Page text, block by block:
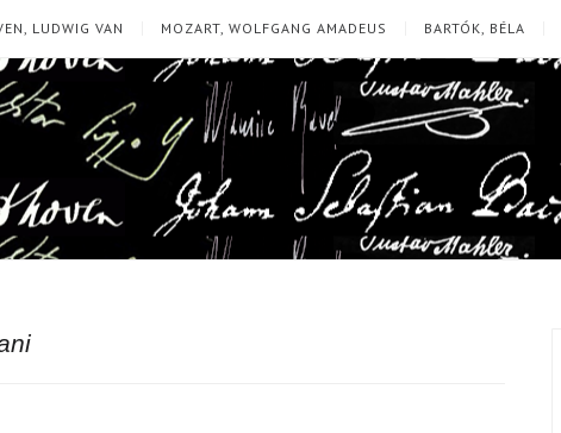
LUDWIG VAN MOZART, WOLFGANG AMADEUS BARTÓK, BÉLA